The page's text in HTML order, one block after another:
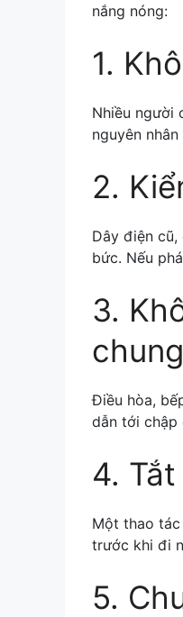
nắng nóng:
1.
Nhiều người
nguyên
2.
Dây điện
bức. Nếu
3.
Điều hòa,
dẫn tới chập
4.
Một thao
trước khi đi
5.